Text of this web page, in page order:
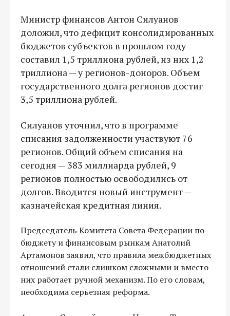
Министр финансов Антон Силуанов
доложил, что дефицит консолидированных
бюджетов субъектов в прошлом году
составил 1,5 триллиона рублей, из них 1,2
триллиона — у регионов-доноров. Объем
государственного долга регионов достиг
3,5 триллиона рублей.
Силуанов уточнил, что в программе
списания задолженности участвуют 76
регионов. Общий объем списания на
сегодня — 383 миллиарда рублей, 9
регионов полностью освободились от
долгов. Вводится новый инструмент —
казначейская кредитная линия.
Председатель Комитета Совета Федерации по
бюджету и финансовым рынкам Анатолий
Артамонов заявил, что правила межбюджетных
отношений стали слишком сложными и вместо
них работает ручной механизм. По его словам,
необходима серьезная реформа.